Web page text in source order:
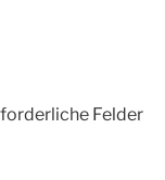
Felder